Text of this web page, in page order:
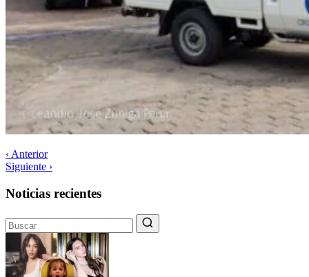
‹ Anterior
Siguiente ›
Noticias recientes